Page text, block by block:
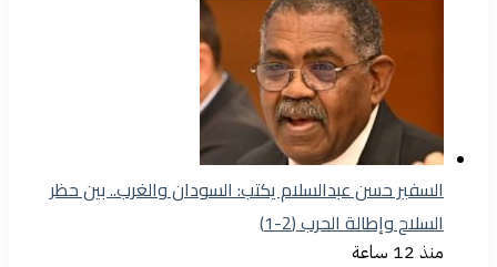
السفير حسن عبدالسلام يكتب: السودان والغرب.. بين حظر
السلاح وإطالة الحرب (2-1)
منذ 12 ساعة